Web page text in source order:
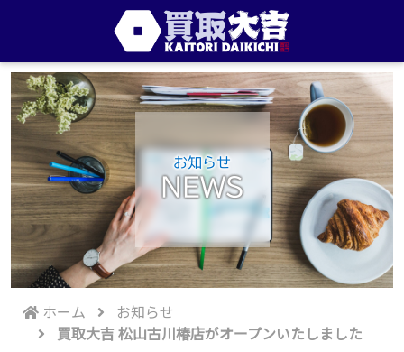
お知らせ
NEWS
ホーム
お知らせ
買取大吉 松山古川椿店がオープンいたしました